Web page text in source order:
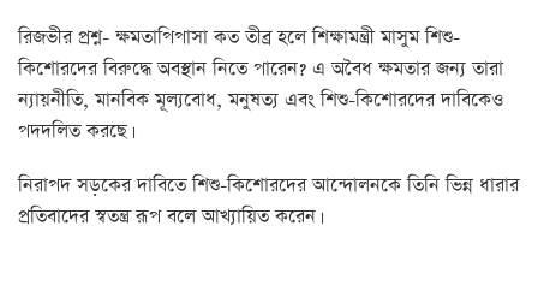
রিজভীর প্রশ্ন- ক্ষমতাপিপাসা কত তীব্র হলে শিক্ষামন্ত্রী মাসুম শিশু-
কিশোরদের বিরুদ্ধে অবস্থান নিতে পারেন? এ অবৈধ ক্ষমতার জন্য তারা
ন্যায়নীতি, মানবিক মূল্যবোধ, মনুষত্য এবং শিশু-কিশোরদের দাবিকেও
পদদলিত করছে।
নিরাপদ সড়কের দাবিতে শিশু-কিশোরদের আন্দোলনকে তিনি ভিন্ন ধারার
প্রতিবাদের স্বতন্ত্র রূপ বলে আখ্যায়িত করেন।